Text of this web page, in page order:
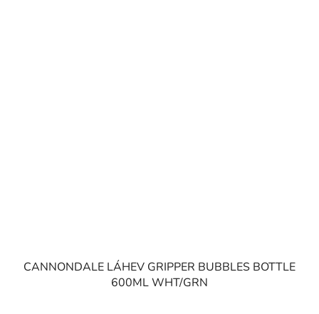
CANNONDALE LÁHEV GRIPPER BUBBLES BOTTLE
600ML WHT/GRN